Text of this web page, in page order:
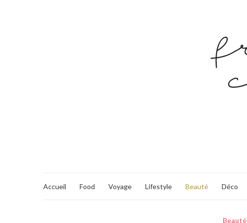
Accueil Food Voyage Lifestyle Beauté Déco
Beauté